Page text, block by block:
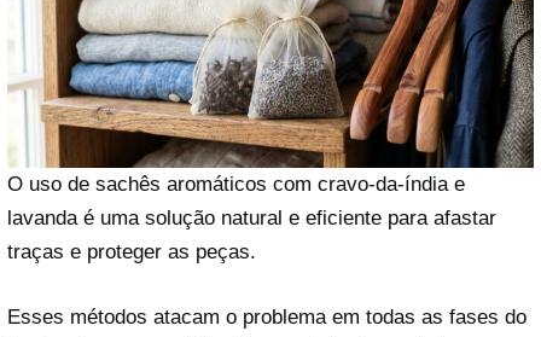
O uso de sachês aromáticos com cravo-da-índia e
lavanda é uma solução natural e eficiente para afastar
traças e proteger as peças.
Esses métodos atacam o problema em todas as fases do